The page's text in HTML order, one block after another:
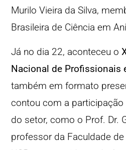
Murilo Vieira da Silva,
Brasileira de Ciência em
Já no dia 22, aconteceu o
Nacional de Profissionais
também em formato
contou com a
do setor, como o Prof. Dr.
professor da Faculdade